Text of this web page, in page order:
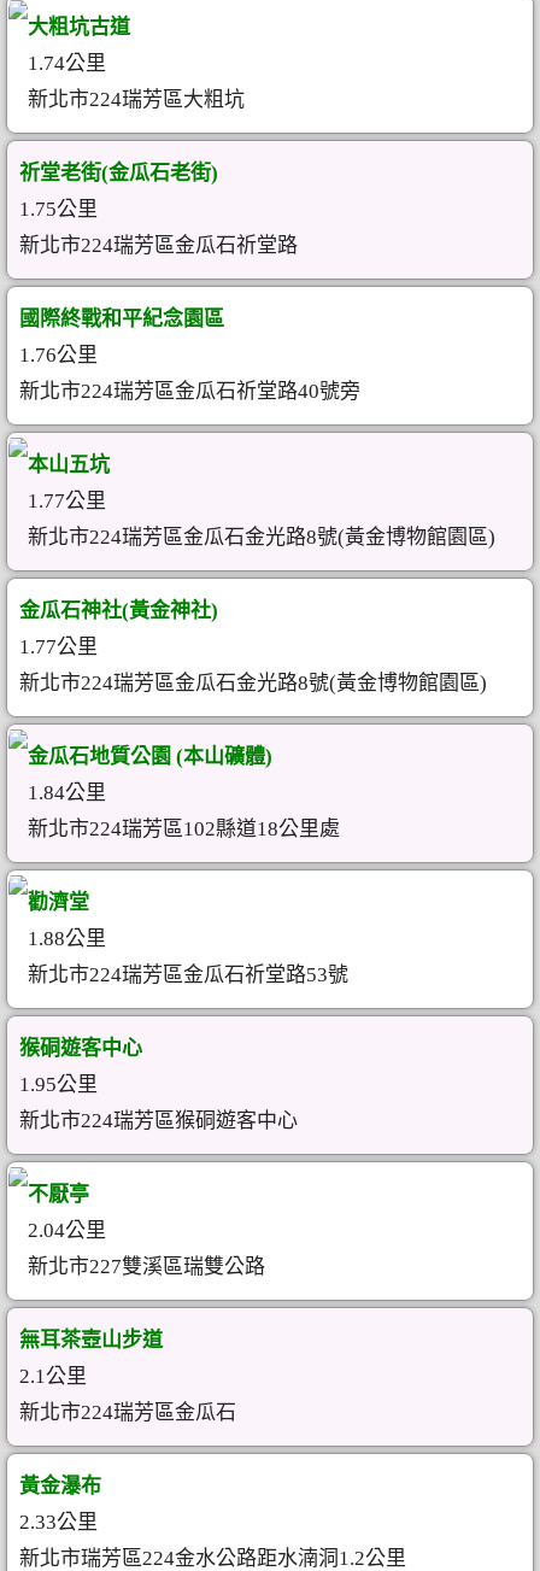
大粗坑古道
1.74公里
新北市224瑞芳區大粗坑
祈堂老街(金瓜石老街)
1.75公里
新北市224瑞芳區金瓜石祈堂路
國際終戰和平紀念園區
1.76公里
新北市224瑞芳區金瓜石祈堂路40號旁
本山五坑
1.77公里
新北市224瑞芳區金瓜石金光路8號(黃金博物館園區)
金瓜石神社(黃金神社)
1.77公里
新北市224瑞芳區金瓜石金光路8號(黃金博物館園區)
金瓜石地質公園 (本山礦體)
1.84公里
新北市224瑞芳區102縣道18公里處
勸濟堂
1.88公里
新北市224瑞芳區金瓜石祈堂路53號
猴硐遊客中心
1.95公里
新北市224瑞芳區猴硐遊客中心
不厭亭
2.04公里
新北市227雙溪區瑞雙公路
無耳茶壺山步道
2.1公里
新北市224瑞芳區金瓜石
黃金瀑布
2.33公里
新北市瑞芳區224金水公路距水湳洞1.2公里